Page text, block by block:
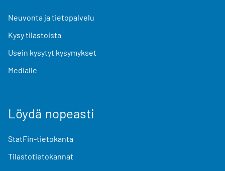
Neuvonta ja tietopalvelu
Kysy tilastoista
Usein kysytyt kysymykset
Medialle
Löydä nopeasti
StatFin-tietokanta
Tilastotietokannat